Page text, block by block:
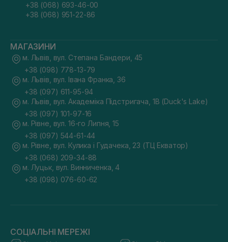
+38 (068) 693-46-00
+38 (068) 951-22-86
МАГАЗИНИ
м. Львів, вул. Степана Бандери, 45
+38 (098) 778-13-79
м. Львів, вул. Івана Франка, 36
+38 (097) 611-95-94
м. Львів, вул. Академіка Підстригача, 1В (Duck's Lake)
+38 (097) 101-97-16
м. Рівне, вул. 16-го Липня, 15
+38 (097) 544-61-44
м. Рівне, вул. Кулика і Гудачека, 23 (ТЦ Екватор)
+38 (068) 209-34-88
м. Луцьк, вул. Винниченка, 4
+38 (098) 076-60-62
СОЦІАЛЬНІ МЕРЕЖІ